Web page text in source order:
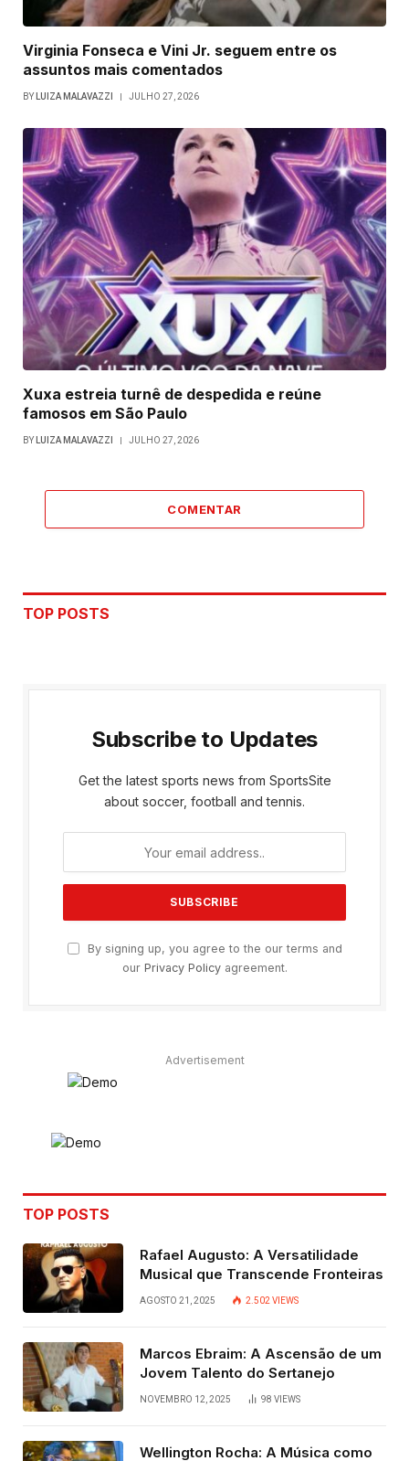
Virginia Fonseca e Vini Jr. seguem entre os
assuntos mais comentados
BY LUIZA MALAVAZZI JULHO 27, 2026
Xuxa estreia turnê de despedida e reúne
famosos em São Paulo
BY LUIZA MALAVAZZI JULHO 27, 2026
COMENTAR
TOP POSTS
Subscribe to Updates
Get the latest sports news from SportsSite
about soccer, football and tennis.
By signing up, you agree to the our terms and
our Privacy Policyagreement.
Advertisement
TOP POSTS
Rafael Augusto: A Versatilidade
Musical que Transcende Fronteiras
AGOSTO 21, 2025 2.502VIEWS
Marcos Ebraim: A Ascensão de um
Jovem Talento do Sertanejo
NOVEMBRO 12, 2025 98 VIEWS
Wellington Rocha: A Música como